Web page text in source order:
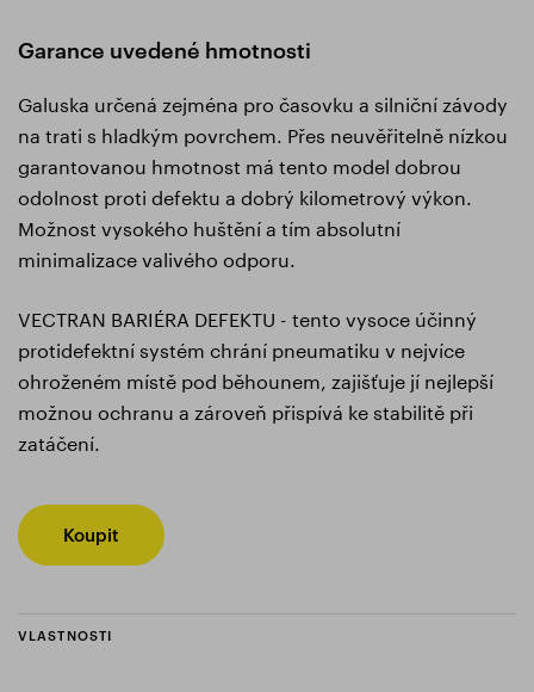
Garance uvedené hmotnosti
Galuska určená zejména pro časovku a silniční závody
na trati s hladkým povrchem. Přes neuvěřitelně nízkou
garantovanou hmotnost má tento model dobrou
odolnost proti defektu a dobrý kilometrový výkon.
Možnost vysokého huštění a tím absolutní
minimalizace valivého odporu.
VECTRAN BARIÉRA DEFEKTU - tento vysoce účinný
protidefektní systém chrání pneumatiku v nejvíce
ohroženém místě pod běhounem, zajišťuje jí nejlepší
možnou ochranu a zároveň přispívá ke stabilitě při
zatáčení.
Koupit
VLASTNOSTI